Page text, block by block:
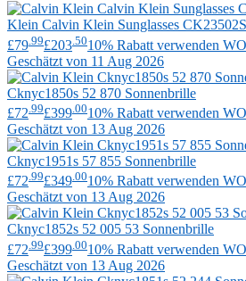
Klein Calvin Klein Sunglasses
£79 .99£203 .5010% Rabatt verwenden
Geschätzt von 11 Aug 2026
Cknyc1850s 52 870 Sonnenbrille
£72 .99£399 .0010% Rabatt verwenden
Geschätzt von 13 Aug 2026
Cknyc1951s 57 855 Sonnenbrille
£72 .99£349 .0010% Rabatt verwenden
Geschätzt von 13 Aug 2026
Cknyc1852s 52 005 53 Sonnenbrille
£72 .99£399 .0010% Rabatt verwenden
Geschätzt von 13 Aug 2026